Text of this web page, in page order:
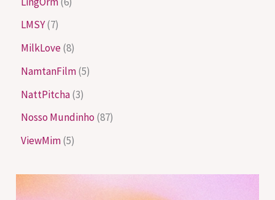
LMSY(7)
MilkLove(8)
NamtanFilm(5)
NattPitcha(3)
Nosso Mundinho (87)
ViewMim(5)